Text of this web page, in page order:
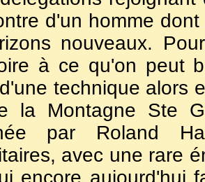
d'un homme
nouveaux.
à ce qu'on peut
technique alors
la Montagne Ste
par Roland
avec une rare
encore aujourd'hui